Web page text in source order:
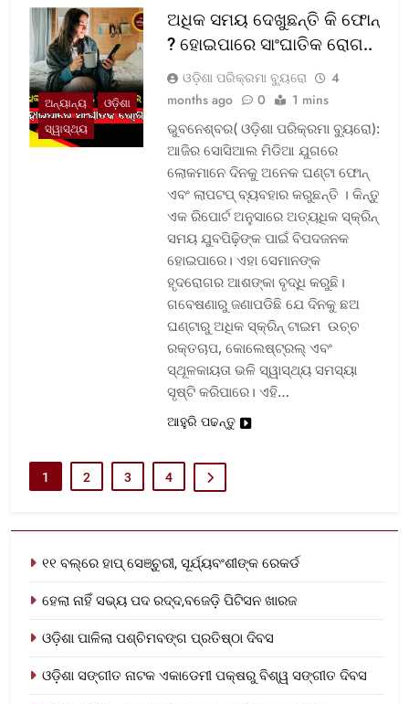
ଅନ୍ୟାନ୍ୟ
ଓଡ଼ିଶା
ସ୍ୱାସ୍ଥ୍ୟ
ଅଧିକ ସମୟ ଦେଖୁଛନ୍ତି କି ଫୋନ୍
? ହୋଇପାରେ ସାଂଘାତିକ ରୋଗ..
ଓଡ଼ିଶା ପରିକ୍ରମା ବ୍ୟୁରୋ
4
months ago
0 1 mins
ଭୁବନେଶ୍ବର( ଓଡ଼ିଶା ପରିକ୍ରମା ବ୍ୟୁରୋ):
ଆଜିର ସୋସିଆଲ ମିଡିଆ ଯୁଗରେ
ଲୋକମାନେ ଦିନକୁ ଅନେକ ଘଣ୍ଟା ଫୋନ୍
ଏବଂ ଲାପଟପ୍ ବ୍ୟବହାର କରୁଛନ୍ତି । କିନ୍ତୁ
ଏକ ରିପୋର୍ଟ ଅନୁସାରେ ଅତ୍ୟଧିକ ସ୍କ୍ରିନ୍
ସମୟ ଯୁବପିଢ଼ିଙ୍କ ପାଇଁ ବିପଦଜନକ
ହୋଇପାରେ। ଏହା ସେମାନଙ୍କ
ହୃଦରୋଗର ଆଶଙ୍କା ବୃଦ୍ଧି କରୁଛି।
ଗବେଷଣାରୁ ଜଣାପଡିଛି ଯେ ଦିନକୁ ଛଅ
ଘଣ୍ଟାରୁ ଅଧିକ ସ୍କ୍ରିନ୍ ଟାଇମ ଉଚ୍ଚ
ରକ୍ତଚାପ, କୋଲେଷ୍ଟ୍ରଲ୍ ଏବଂ
ସ୍ଥୂଳକାୟତା ଭଳି ସ୍ୱାସ୍ଥ୍ୟ ସମସ୍ୟା
ସୃଷ୍ଟି କରିପାରେ। ଏହି…
ଆହୁରି ପଢନ୍ତୁ
1 2 3 4
୧୧ ବଲ୍‌ରେ ହାପ୍ ସେଞ୍ଚୁରୀ, ସୂର୍ଯ୍ୟବଂଶୀଙ୍କ ରେକର୍ଡ
ହେଲା ନାହିଁ ସଭ୍ୟ ପଦ ରଦ୍ଦ,ବଜେଡ଼ି ପିଟିସନ ଖାରଜ
ଓଡ଼ିଶା ପାଳିଲା ପଶ୍ଚିମବଙ୍ଗ ପ୍ରତିଷ୍ଠା ଦିବସ
ଓଡ଼ିଶା ସଙ୍ଗୀତ ନାଟକ ଏକାଡେମୀ ପକ୍ଷରୁ ବିଶ୍ୱ ସଙ୍ଗୀତ ଦିବସ